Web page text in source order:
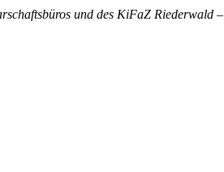
und des KiFaZ Riederwald